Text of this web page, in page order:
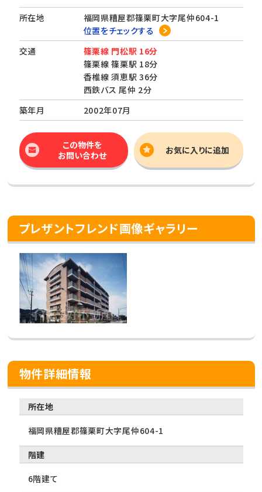
所在地
福岡県糟屋郡篠栗町大字尾仲604-1
位置をチェックする
交通
篠栗線 門松駅 16分
篠栗線 篠栗駅 18分
香椎線 須恵駅 36分
西鉄バス 尾仲 2分
築年月
2002年07月
この物件を
お問い合わせ
お気に入りに追加
プレザントフレンド画像ギャラリー
物件詳細情報
所在地
福岡県糟屋郡篠栗町大字尾仲604-1
階建
6階建て